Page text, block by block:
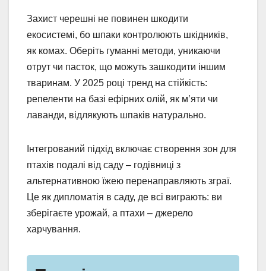
Захист черешні не повинен шкодити
екосистемі, бо шпаки контролюють шкідників,
як комах. Оберіть гуманні методи, уникаючи
отрут чи пасток, що можуть зашкодити іншим
тваринам. У 2025 році тренд на стійкість:
репеленти на базі ефірних олій, як м’яти чи
лаванди, відлякують шпаків натурально.
Інтегрований підхід включає створення зон для
птахів подалі від саду – годівниці з
альтернативною їжею перенаправляють зграї.
Це як дипломатія в саду, де всі виграють: ви
зберігаєте урожай, а птахи – джерело
харчування.